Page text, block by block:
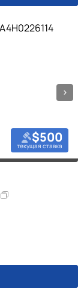
$500
текущая ставка